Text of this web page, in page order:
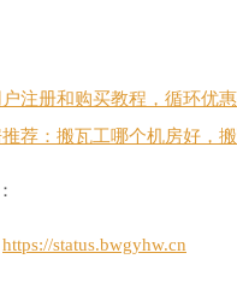
注册和购买教程，循环优
荐：搬瓦工哪个机房好，
https://status.bwgyhw.cn